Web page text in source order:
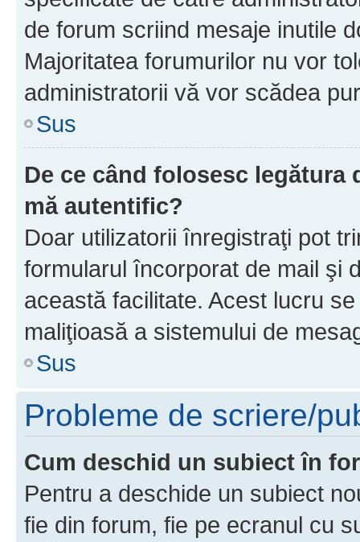
de forum scriind mesaje inutile
Majoritatea forumurilor nu vor
administratorii vă vor scădea
Sus
De ce când folosesc
mă autentific?
Doar utilizatorii înregistraţi pot
formularul încorporat de mail şi
această facilitate. Acest lucru
maliţioasă a sistemului de
Sus
Probleme de scriere/
Cum deschid un subiect în
Pentru a deschide un subiect
fie din forum, fie pe ecranul cu